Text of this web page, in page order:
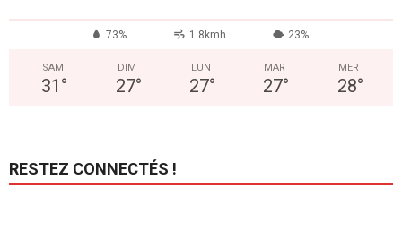
73% 1.8kmh 23%
SAM
31 °
DIM
27°
LUN
27°
MAR
27°
MER
28°
RESTEZ CONNECTÉS !